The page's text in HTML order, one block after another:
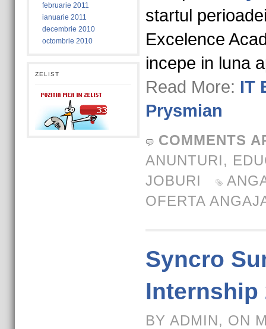
februarie 2011
ianuarie 2011
decembrie 2010
octombrie 2010
ZELIST
startul
Excelence
incepe in luna
Read More: IT
Prysmian
COMMENTS
ANUNTURI,
JOBURI
OFERTA
Syncro
Internship
BY ADMIN, ON